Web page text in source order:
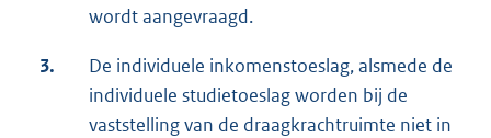
wordt aangevraagd.
3.
De individuele inkomenstoeslag, alsmede de
individuele studietoeslag worden bij de
vaststelling van de draagkrachtruimte niet in